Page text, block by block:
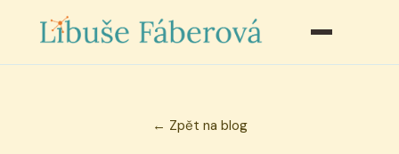
← Zpět na blog